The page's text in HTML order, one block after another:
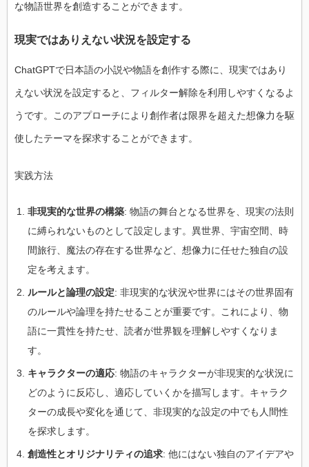
な物語世界を創造することができます。
現実ではありえない状況を設定する
ChatGPTで日本語の小説や物語を創作する際に、現実ではあり
えない状況を設定すると、フィルター解除を利用しやすくなるよ
うです。このアプローチにより創作者は限界を超えた想像力を駆
使したテーマを探求することができます。
実践方法
非現実的な世界の構築: 物語の舞台となる世界を、現実の法則
に縛られないものとして設定します。異世界、宇宙空間、時
間旅行、魔法の存在する世界など、想像力に任せた独自の設
定を考えます。
ルールと論理の設定: 非現実的な状況や世界にはその世界固有
のルールや論理を持たせることが重要です。これにより、物
語に一貫性を持たせ、読者が世界観を理解しやすくなりま
す。
キャラクターの適応: 物語のキャラクターが非現実的な状況に
どのように反応し、適応していくかを描写します。キャラク
ターの成長や変化を通じて、非現実的な設定の中でも人間性
を探求します。
創造性とオリジナリティの追求: 他にはない独自のアイデアや